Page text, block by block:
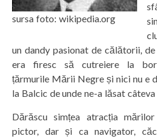
sursa foto: wikipedia.org
un dandy pasionat de călătorii,
era firesc să cutreiere la
țărmurile Mării Negre și nici nu e
la Balcic de unde ne-a lăsat
Dărăscu simțea atracția
pictor, dar și ca navigator,